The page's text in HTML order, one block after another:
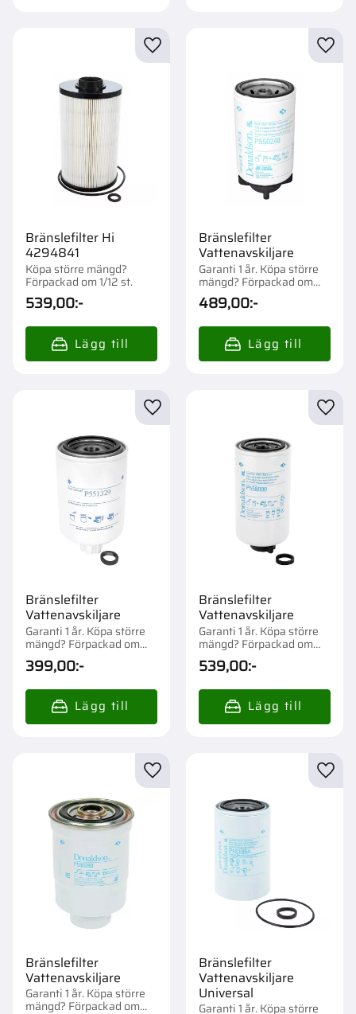
Bränslefilter Hi
4294841
Köpa större mängd?
Förpackad om 1/12 st.
539,00:-
Lägg till i favoriter
Bränslefilter
Vattenavskiljare
Garanti 1 år. Köpa större
mängd? Förpackad om
1/12 st.
489,00:-
Bränslefilter
Vattenavskiljare
Garanti 1 år. Köpa större
mängd? Förpackad om
1/12 st.
399,00:-
Lägg till i favoriter
Bränslefilter
Vattenavskiljare
Garanti 1 år. Köpa större
mängd? Förpackad om
1/12 st.
539,00:-
Bränslefilter
Vattenavskiljare
Garanti 1 år. Köpa större
mängd? Förpackad om
Lägg till i favoriter
Bränslefilter
Vattenavskiljare
Universal
Garanti 1 år. Köpa större